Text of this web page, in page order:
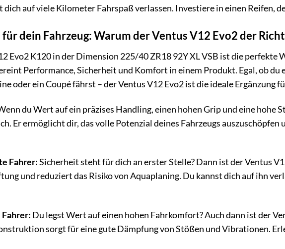
dich auf viele Kilometer Fahrspaß verlassen. Investiere in einen Reifen,
dein Fahrzeug: Warum der Ventus V12 Evo2 der
Evo2 K120 in der Dimension 225/40 ZR18 92Y XL VSB ist die perfekte
Performance, Sicherheit und Komfort in einem Produkt. Egal, ob
oder ein Coupé fährst – der Ventus V12 Evo2 ist die ideale Ergänzung
du Wert auf ein präzises Handling, einen hohen Grip und eine hohe
Er ermöglicht dir, das volle Potenzial deines Fahrzeugs auszuschöpfen
Fahrer:Sicherheit steht für dich an erster Stelle? Dann ist der Ventus
und reduziert das Risiko von Aquaplaning. Du kannst dich auf ihn
Du legst Wert auf einen hohen Fahrkomfort? Auch dann ist der
sorgt für eine gute Dämpfung von Stößen und Vibrationen.